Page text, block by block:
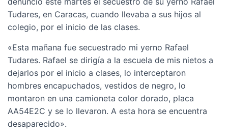
Tudares, en Caracas, cuando llevaba a sus hijos al
colegio, por el inicio de las clases.
«Esta mañana fue secuestrado mi yerno Rafael
Tudares. Rafael se dirigía a la escuela de mis nietos a
dejarlos por el inicio a clases, lo interceptaron
hombres encapuchados, vestidos de negro, lo
montaron en una camioneta color dorado, placa
AA54E2C y se lo llevaron. A esta hora se encuentra
desaparecido».